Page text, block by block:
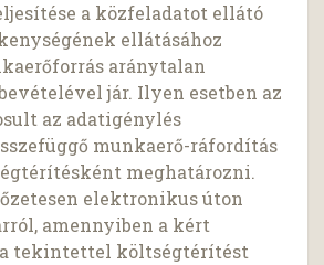
a közfeladatot ellátó
ellátásához
aránytalan
jár. Ilyen esetben az
az adatigénylés
munkaerő-ráfordítás
meghatározni.
elektronikus úton
amennyiben a kért
tekintettel költségtérítést